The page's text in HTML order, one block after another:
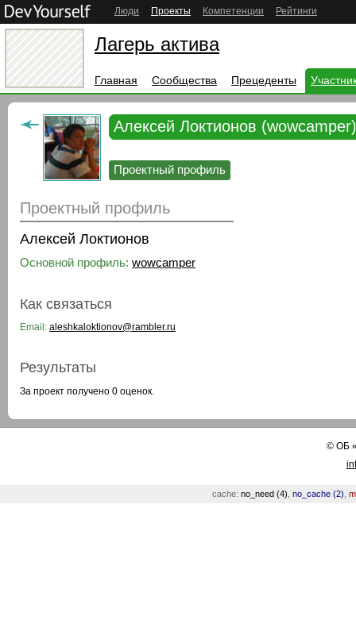
Люди Проекты Компетенции Рейтинги
Лагерь актива
Главная Сообщества Прецеденты
Алексей Локтионов (wowcamper)
Проектный профиль
Проектный профиль
Алексей Локтионов
Основной профиль: wowcamper
Как связаться
Email: aleshkaloktionov@rambler.ru
Результаты
За проект получено 0 оценок.
©ОБ
cache: no_need (4) no_cache (2)